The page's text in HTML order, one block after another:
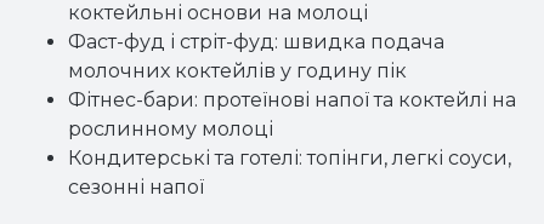
коктейльні основи на молоці
Фаст-фуд і стріт-фуд: швидка подача
молочних коктейлів у годину пік
Фітнес-бари: протеїнові напої та коктейлі на
рослинному молоці
Кондитерські та готелі: топінги, легкі соуси,
сезонні напої